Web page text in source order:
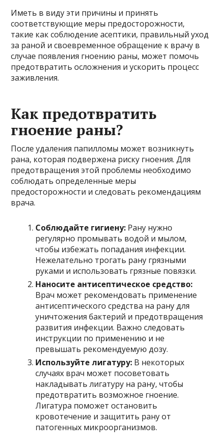
Иметь в виду эти причины и принять
соответствующие меры предосторожности,
такие как соблюдение асептики, правильный уход
за раной и своевременное обращение к врачу в
случае появления гноению раны, может помочь
предотвратить осложнения и ускорить процесс
заживления.
Как предотвратить
гноение раны?
После удаления папилломы может возникнуть
рана, которая подвержена риску гноения. Для
предотвращения этой проблемы необходимо
соблюдать определенные меры
предосторожности и следовать рекомендациям
врача.
Соблюдайте гигиену: Рану нужно
регулярно промывать водой и мылом,
чтобы избежать попадания инфекции.
Нежелательно трогать рану грязными
руками и использовать грязные повязки.
Наносите антисептическое средство:
Врач может рекомендовать применение
антисептического средства на рану для
уничтожения бактерий и предотвращения
развития инфекции. Важно следовать
инструкции по применению и не
превышать рекомендуемую дозу.
Используйте лигатуру: В некоторых
случаях врач может посоветовать
накладывать лигатуру на рану, чтобы
предотвратить возможное гноение.
Лигатура поможет остановить
кровотечение и защитить рану от
патогенных микроорганизмов.